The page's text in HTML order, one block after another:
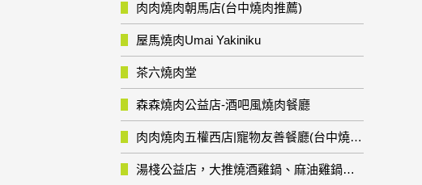
肉肉燒肉朝馬店(台中燒肉推薦)
屋馬燒肉Umai Yakiniku
茶六燒肉堂
森森燒肉公益店-酒吧風燒肉餐廳
肉肉燒肉五權西店|寵物友善餐廳(台中燒肉推薦)
湯棧公益店，大推燒酒雞鍋、麻油雞鍋暖暖有夠補